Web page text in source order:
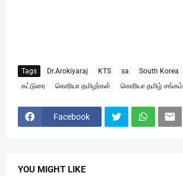
Tags Dr.Arokiyaraj KTS sa South Korea
கட்டுரை
கொரியா தமிழர்கள் கொரியா தமிழ் சங்கம்
Facebook
YOU MIGHT LIKE